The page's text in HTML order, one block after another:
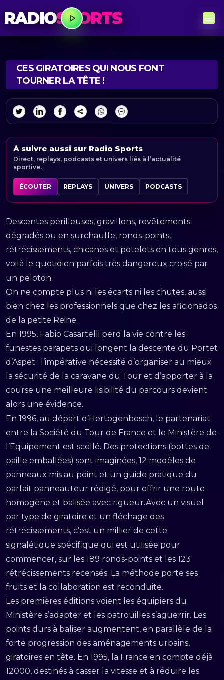
RADIOSPORTS
CES GIRATOIRES QUI NOUS FONT
TOURNER LA TÊTE !
À suivre aussi sur Radio Sports
Direct, replays, podcasts et univers liés à l’actualité
sportive.
ÉCOUTER REPLAYS UNIVERS PODCASTS
Descentes périlleuses, gravillons, revêtements
dégradés ou en surchauffe, ronds-points,
rétrécissements, chicanes et potelets en tous genres,
voilà le quotidien parfois très dangereux croisé par
un peloton.
On ne compte plus ni les écarts ni les chutes, aussi
bien chez les professionnels que chez les aficionados
de la petite Reine.
En 1995, Fabio Casartelli perd la vie contre les
funestes parapets qui longent la descente du Portet
d’Aspet : l’impérative nécessité d’organiser au mieux
la sécurité de la caravane du Tour et d’apporter à la
course une meilleure lisibilité du parcours devient
alors une évidence.
En 1996, au départ d’Hertogenbosch, le partenariat
entre la Société du Tour de France et le Ministère de
l’Equipement est scellé. Des protections (bottes de
paille emballées) sont imaginées, 12 modèles de
panneaux mis au point et un guide pratique du
parfait panneauteur rédigé, pour offrir une route
homogène et balisée avec rigueur.Avec un visuel
par type de giratoire et un fléchage des
rétrécissements, c’est un millier de cette
signalétique spécifique qui est utilisée pour
commencer, sur les 189 ronds-points et les 123
rétrécissements recensés. La méthode porte ses
fruits et la collaboration est reconduite.
Les premières éditions voient les équipiers du
Ministère s’adapter et les patrouilles s’aguerrir. Les
points durs à baliser augmentent, en parallèle de la
forte progression des aménagements urbains,
giratoires en tête. En 1995, la France en compte déjà
12000, destinés à casser la vitesse et à réduire les